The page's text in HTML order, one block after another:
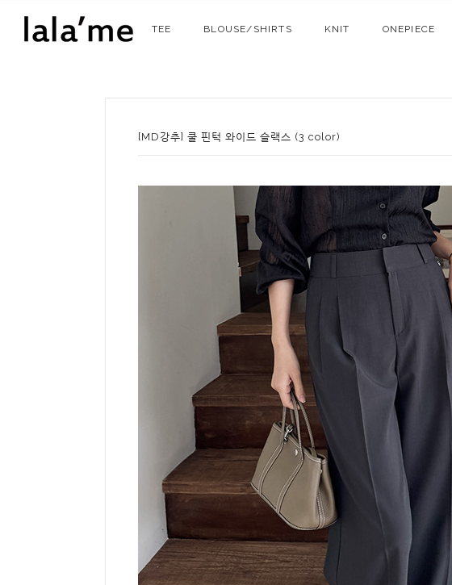
TEE BLOUSE/SHIRTS KNIT ONEPIECE
[MD강추] 쿨 핀턱 와이드 슬랙스 (3 color)